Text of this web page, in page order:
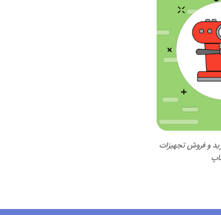
و فروش تجهیزات